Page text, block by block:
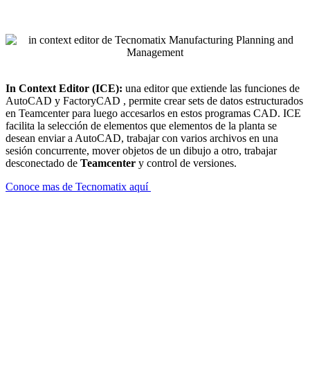
In Context Editor (ICE): una editor que extiende las funciones de
AutoCAD y FactoryCAD , permite crear sets de datos estructurados
en Teamcenter para luego accesarlos en estos programas CAD. ICE
facilita la selección de elementos que elementos de la planta se
desean enviar a AutoCAD, trabajar con varios archivos en una
sesión concurrente, mover objetos de un dibujo a otro, trabajar
desconectado de Teamcenter y control de versiones.
Conoce mas de Tecnomatix aquí